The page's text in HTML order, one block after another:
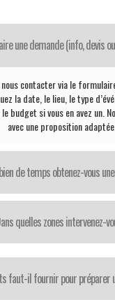
une demande (info, devis
nous contacter via le
la date, le lieu, le type
budget si vous en avez un.
avec une proposition adaptée.
de temps obtenez-vous
quelles zones intervenez-
faut-il fournir pour préparer